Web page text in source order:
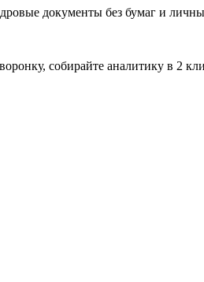
документы без бумаг и
собирайте аналитику в 2